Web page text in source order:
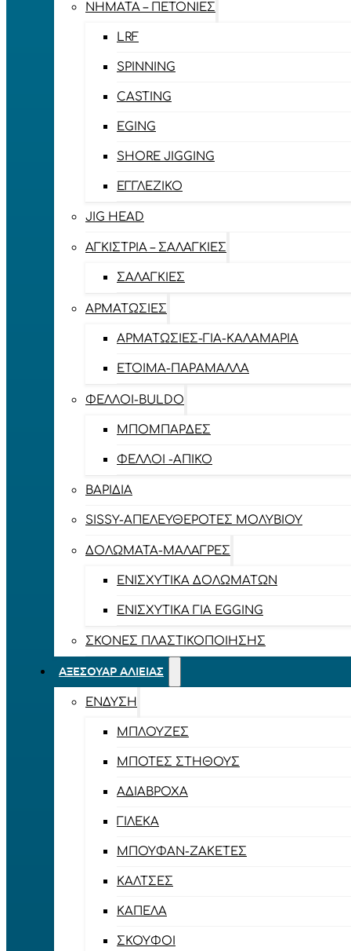
ΝΉΜΑΤΑ – ΠΕΤΟΝΙΈΣ
LRF
SPINNING
CASTING
EGING
SHORE JIGGING
ΕΓΓΛΈΖΙΚΟ
JIG HEAD
ΑΓΚΊΣΤΡΙΑ – ΣΑΛΑΓΚΙΈΣ
ΣΑΛΑΓΚΙΈΣ
ΑΡΜΑΤΩΣΙΈΣ
ΑΡΜΑΤΩΣΙΈΣ-ΓΙΑ-ΚΑΛΑΜΆΡΙΑ
ΈΤΟΙΜΑ-ΠΑΡΆΜΑΛΛΑ
ΦΕΛΛΟΊ-BULDO
ΜΠΟΜΠΆΡΔΕΣ
ΦΕΛΛΟΊ -ΑΠΊΚΟ
ΒΑΡΊΔΙΑ
SISSY-ΑΠΕΛΕΥΘΕΡΟΤΈΣ ΜΟΛΥΒΙΟΎ
ΔΟΛΏΜΑΤΑ-ΜΑΛΆΓΡΕΣ
ΕΝΙΣΧΥΤΙΚΆ ΔΟΛΩΜΆΤΩΝ
ΕΝΙΣΧΥΤΙΚΆ ΓΙΑ EGGING
ΣΚΌΝΕΣ ΠΛΑΣΤΙΚΟΠΟΊΗΣΗΣ
ΑΞΕΣΟΥΆΡ ΑΛΙΕΊΑΣ
ΈΝΔΥΣΗ
ΜΠΛΟΎΖΕΣ
ΜΠΌΤΕΣ ΣΤΉΘΟΥΣ
ΑΔΙΆΒΡΟΧΑ
ΓΙΛΈΚΑ
ΜΠΟΥΦΆΝ-ΖΑΚΈΤΕΣ
ΚΆΛΤΣΕΣ
ΚΑΠΈΛΑ
ΣΚΟΎΦΟΙ